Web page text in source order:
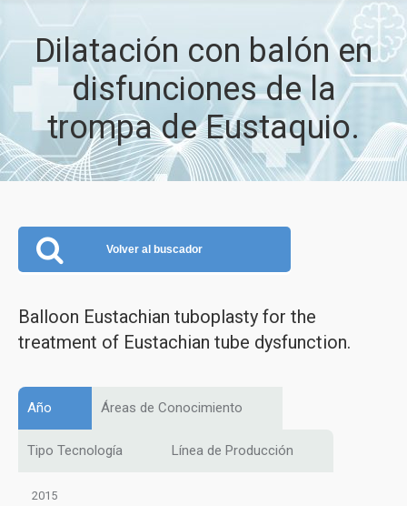
Dilatación con balón en
disfunciones de la
trompa de Eustaquio.
Volver al buscador
Balloon Eustachian tuboplasty for the
treatment of Eustachian tube dysfunction.
Año Áreas de Conocimiento
Tipo Tecnología Línea de Producción
2015